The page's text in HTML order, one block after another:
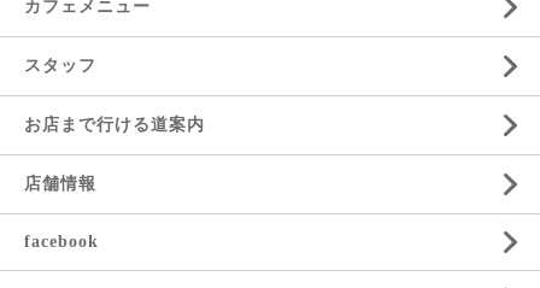
カフェメニュー
スタッフ
お店まで行ける道案内
店舗情報
facebook